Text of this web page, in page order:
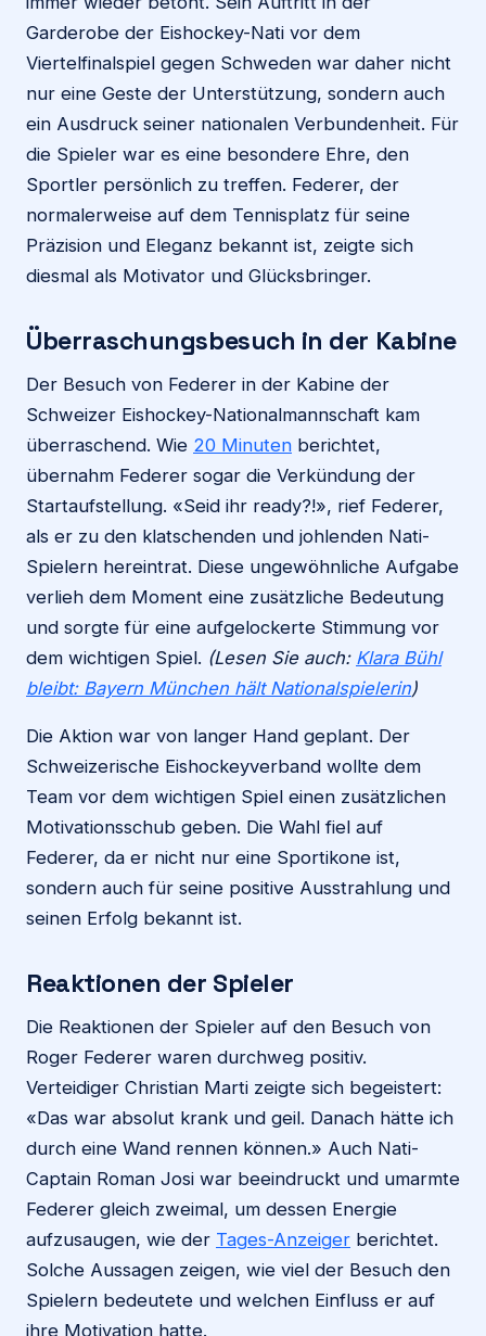
Garderobe der Eishockey-Nati vor dem
Viertelfinalspiel gegen Schweden war daher nicht
nur eine Geste der Unterstützung, sondern auch
ein Ausdruck seiner nationalen Verbundenheit. Für
die Spieler war es eine besondere Ehre, den
Sportler persönlich zu treffen. Federer, der
normalerweise auf dem Tennisplatz für seine
Präzision und Eleganz bekannt ist, zeigte sich
diesmal als Motivator und Glücksbringer.
Überraschungsbesuch in der Kabine
Der Besuch von Federer in der Kabine der
Schweizer Eishockey-Nationalmannschaft kam
überraschend. Wie 20 Minuten berichtet,
übernahm Federer sogar die Verkündung der
Startaufstellung. «Seid ihr ready?!», rief Federer,
als er zu den klatschenden und johlenden Nati-
Spielern hereintrat. Diese ungewöhnliche Aufgabe
verlieh dem Moment eine zusätzliche Bedeutung
und sorgte für eine aufgelockerte Stimmung vor
dem wichtigen Spiel. (Lesen Sie auch: Klara Bühl
bleibt: Bayern München hält Nationalspielerin)
Die Aktion war von langer Hand geplant. Der
Schweizerische Eishockeyverband wollte dem
Team vor dem wichtigen Spiel einen zusätzlichen
Motivationsschub geben. Die Wahl fiel auf
Federer, da er nicht nur eine Sportikone ist,
sondern auch für seine positive Ausstrahlung und
seinen Erfolg bekannt ist.
Reaktionen der Spieler
Die Reaktionen der Spieler auf den Besuch von
Roger Federer waren durchweg positiv.
Verteidiger Christian Marti zeigte sich begeistert:
«Das war absolut krank und geil. Danach hätte ich
durch eine Wand rennen können.» Auch Nati-
Captain Roman Josi war beeindruckt und umarmte
Federer gleich zweimal, um dessen Energie
aufzusaugen, wie der Tages-Anzeiger berichtet.
Solche Aussagen zeigen, wie viel der Besuch den
Spielern bedeutete und welchen Einfluss er auf
ihre Motivation hatte.